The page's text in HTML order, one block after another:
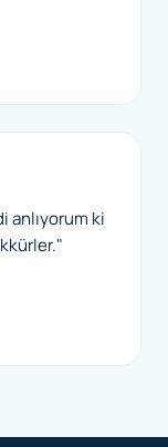
anlıyorum ki